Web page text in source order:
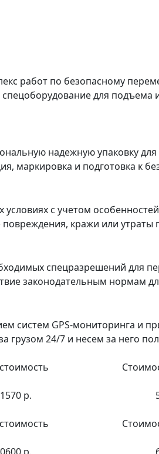
работ по безопасному
для подъема
надежную упаковку
маркировка и подготовка к
с учетом
кражи или утраты
спецразрешений для
законодательным нормам
систем GPS-мониторинга и
24/7 и несем за него
р.
р.